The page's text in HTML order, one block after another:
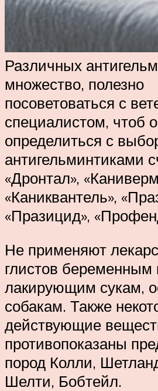
Различных
множество, полезно
посоветоваться с
специалистом, чтоб
определиться с
антигельминтиками
«Дронтал»,
«Каниквантель»,
«Празицид»,
Не применяют
глистов беременным
лакирующим сукам,
собакам. Также
действующие
противопоказаны
пород Колли,
Шелти, Бобтейл.